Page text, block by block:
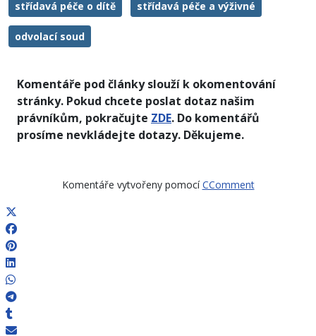
střídavá péče o dítě střídavá péče a výživné
odvolací soud
Komentáře pod články slouží k okomentování
stránky. Pokud chcete poslat dotaz našim
právníkům, pokračujte ZDE. Do komentářů
prosíme nevkládejte dotazy. Děkujeme.
Komentáře vytvořeny pomocíCComment